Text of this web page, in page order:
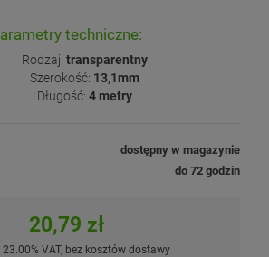
techniczne:
Rodzaj: transparentny
Szerokość: 13,1mm
Długość: 4 metry
dostępny w magazynie
do 72 godzin
20,79 zł
VAT, bez kosztów dostawy